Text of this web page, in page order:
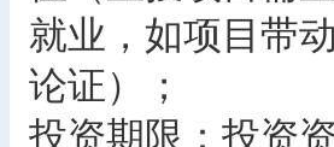
就业，如项目带
论证）；
投资期限：投资